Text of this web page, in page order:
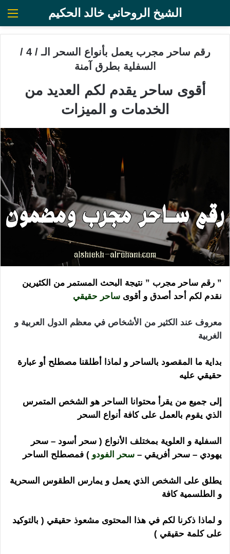
الشيخ الروحاني خالد الحكيم
رقم ساحر مجرب يعمل بأنواع السحر الـ / 4 /
السفلية بطرق آمنة
أقوى ساحر يقدم لكم العديد من
الخدمات و الميزات
” رقم ساحر مجرب ” نتيجة البحث المستمر من الكثيرين
نقدم لكم أحد أصدق و أقوى ساحر حقيقي
معروف عند الكثير من الأشخاص في معظم الدول العربية و
الغربية
بداية ما المقصود بالساحر و لماذا أطلقنا مصطلح أو عبارة
حقيقي عليه
إلى جميع من يقرأ محتوانا الساحر هو الشخص المتمرس
الذي يقوم بالعمل على كافة أنواع السحر
السفلية و العلوية بمختلف الأنواع ( سحر أسود – سحر
يهودي – سحر أفريقي – سحر الفودو ) فمصطلح الساحر
يطلق على الشخص الذي يعمل و يمارس الطقوس السحرية
و الطلسمية كافة
و لماذا ذكرنا لكم في هذا المحتوى مشعوذ حقيقي ( بالتوكيد
على كلمة حقيقي )